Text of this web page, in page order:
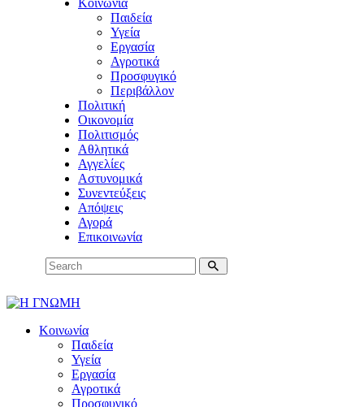
Κοινωνία
Παιδεία
Υγεία
Εργασία
Αγροτικά
Προσφυγικό
Περιβάλλον
Πολιτική
Οικονομία
Πολιτισμός
Αθλητικά
Αγγελίες
Αστυνομικά
Συνεντεύξεις
Απόψεις
Αγορά
Επικοινωνία
Κοινωνία
Παιδεία
Υγεία
Εργασία
Αγροτικά
Προσφυγικό